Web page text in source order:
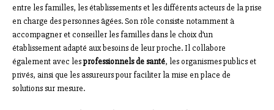
entre les familles, les établissements et les différents acteurs de la prise
en charge des personnes âgées. Son rôle consiste notamment à
accompagner et conseiller les familles dans le choix d’un
établissement adapté aux besoins de leur proche. Il collabore
également avec lesprofessionnels de santé, les organismes publics et
privés, ainsi que les assureurs pour faciliter la mise en place de
solutions sur mesure.